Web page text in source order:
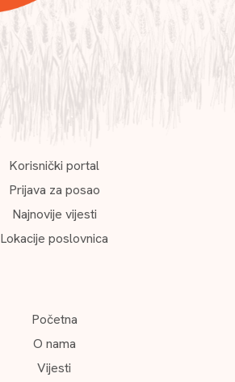
Korisnički portal
Prijava za posao
Najnovije vijesti
Lokacije poslovnica
Početna
O nama
Vijesti